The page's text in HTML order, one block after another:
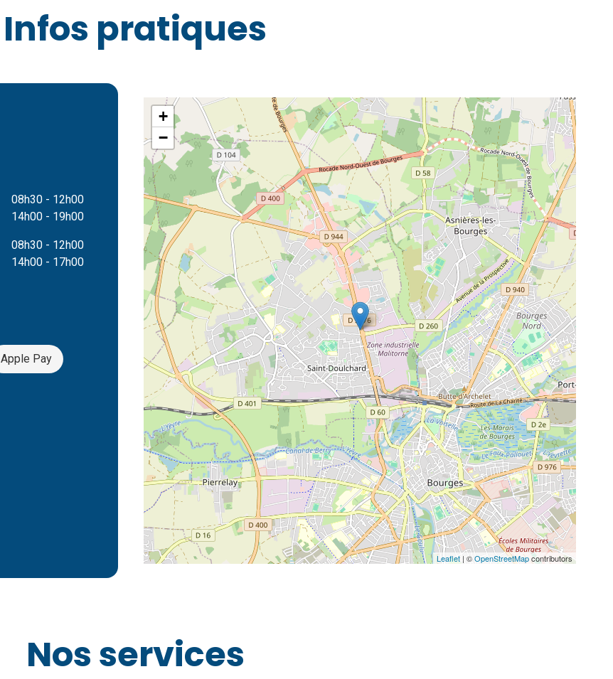
Infos pratiques
08h30 - 12h00
14h00 - 19h00
08h30 - 12h00
14h00 - 17h00
Apple Pay
+
−
Leaflet | ©OpenStreetMapcontributors
Nos services